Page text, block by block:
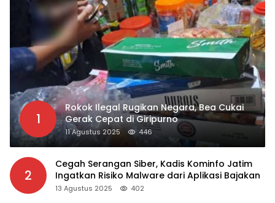
1
Rokok Ilegal Rugikan Negara, Bea Cukai
Gerak Cepat di Giripurno
11 Agustus 2025 446
2
Cegah Serangan Siber, Kadis Kominfo Jatim
Ingatkan Risiko Malware dari Aplikasi Bajakan
13 Agustus 2025 402